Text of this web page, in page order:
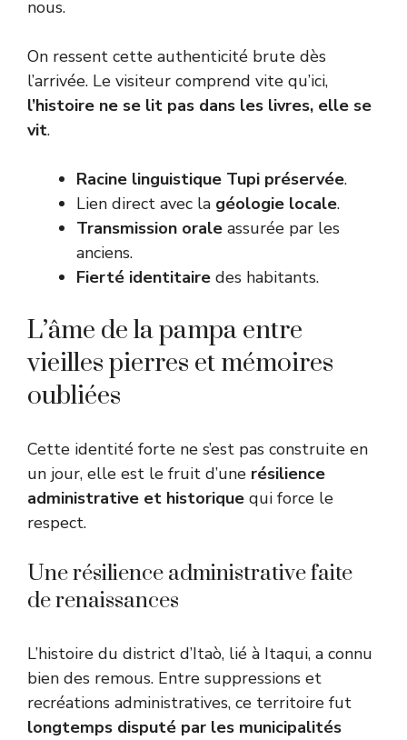
nous.
On ressent cette authenticité brute dès
l’arrivée. Le visiteur comprend vite qu’ici,
l’histoire ne se lit pas dans les livres, elle se
vit.
Racine linguistique Tupi préservée.
Lien direct avec la géologie locale.
Transmission orale assurée par les
anciens.
Fierté identitaire des habitants.
L’âme de la pampa entre
vieilles pierres et mémoires
oubliées
Cette identité forte ne s’est pas construite en
un jour, elle est le fruit d’une résilience
administrative et historique qui force le
respect.
Une résilience administrative faite
de renaissances
L’histoire du district d’Itaò, lié à Itaqui, a connu
bien des remous. Entre suppressions et
recréations administratives, ce territoire fut
longtemps disputé par les municipalités